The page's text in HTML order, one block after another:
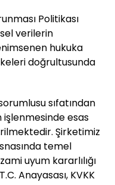
Politikası
verilerin
hukuka
doğrultusunda
sıfatından
işlenmesinde esas
Şirketimiz
temel
uyum kararlılığı
Anayasası, KVKK